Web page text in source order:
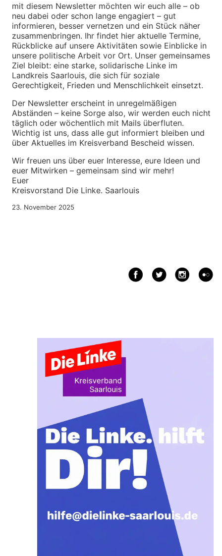
mit diesem Newsletter möchten wir euch alle – ob
neu dabei oder schon lange engagiert – gut
informieren, besser vernetzen und ein Stück näher
zusammenbringen. Ihr findet hier aktuelle Termine,
Rückblicke auf unsere Aktivitäten sowie Einblicke in
unsere politische Arbeit vor Ort. Unser gemeinsames
Ziel bleibt: eine starke, solidarische Linke im
Landkreis Saarlouis, die sich für soziale
Gerechtigkeit, Frieden und Menschlichkeit einsetzt.
Der Newsletter erscheint in unregelmäßigen
Abständen – keine Sorge also, wir werden euch nicht
täglich oder wöchentlich mit Mails überfluten.
Wichtig ist uns, dass alle gut informiert bleiben und
über Aktuelles im Kreisverband Bescheid wissen.
Wir freuen uns über euer Interesse, eure Ideen und
euer Mitwirken – gemeinsam sind wir mehr!
Euer
Kreisvorstand Die Linke. Saarlouis
23. November 2025